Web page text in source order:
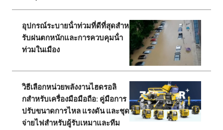
อุปกรณ์ระบายน้ําท่วมที่ดีที่สุดสําห
รับฝนตกหนักและการควบคุมน้ํา
ท่วมในเมือง
วิธีเลือกหน่วยพลังงานไฮดรอลิ
กสําหรับเครื่องมือมือถือ: คู่มือการ
ปรับขนาดการไหล แรงดัน และชุด
จ่ายไฟสําหรับผู้รับเหมาและทีม